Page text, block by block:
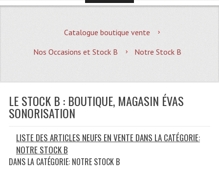
MAGASIN
Quoi De Neuf?
Plan Acces, Horaires.
Le Matériel D´occasion
Catalogue boutique vente
Nos Occasions et Stock B
Notre Stock B
LE STOCK B : BOUTIQUE, MAGASIN ÉVAS
SONORISATION
LISTE DES ARTICLES NEUFS EN VENTE DANS LA CATÉGORIE:
NOTRE STOCK B
DANS LA CATÉGORIE: NOTRE STOCK B